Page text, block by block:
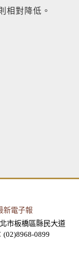
相對降低。
新電子報
市板橋區縣民大道
(02)8968-0899